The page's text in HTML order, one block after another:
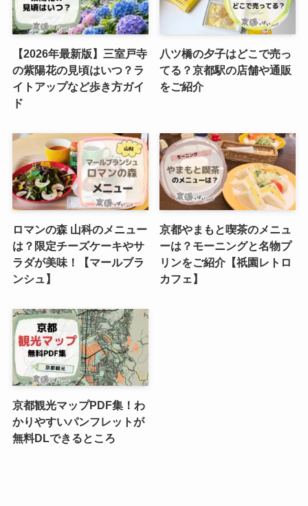
【2026年最新版】三室戸寺
の紫陽花の見頃はいつ？ラ
イトアップなど歩き方ガイ
ド
八ツ橋の夕子はどこで売っ
てる？京都駅の店舗や通販
をご紹介
ロマンの森 山科のメニュー
は？限定チーズケーキやサ
ラダが美味！【マールブラ
ンシュ】
京都やまもと喫茶のメニュ
ーは？モーニングと名物プ
リンをご紹介【祇園レトロ
カフェ】
京都観光マップPDF集！わ
かりやすいパンフレットが
無料DLできるところ